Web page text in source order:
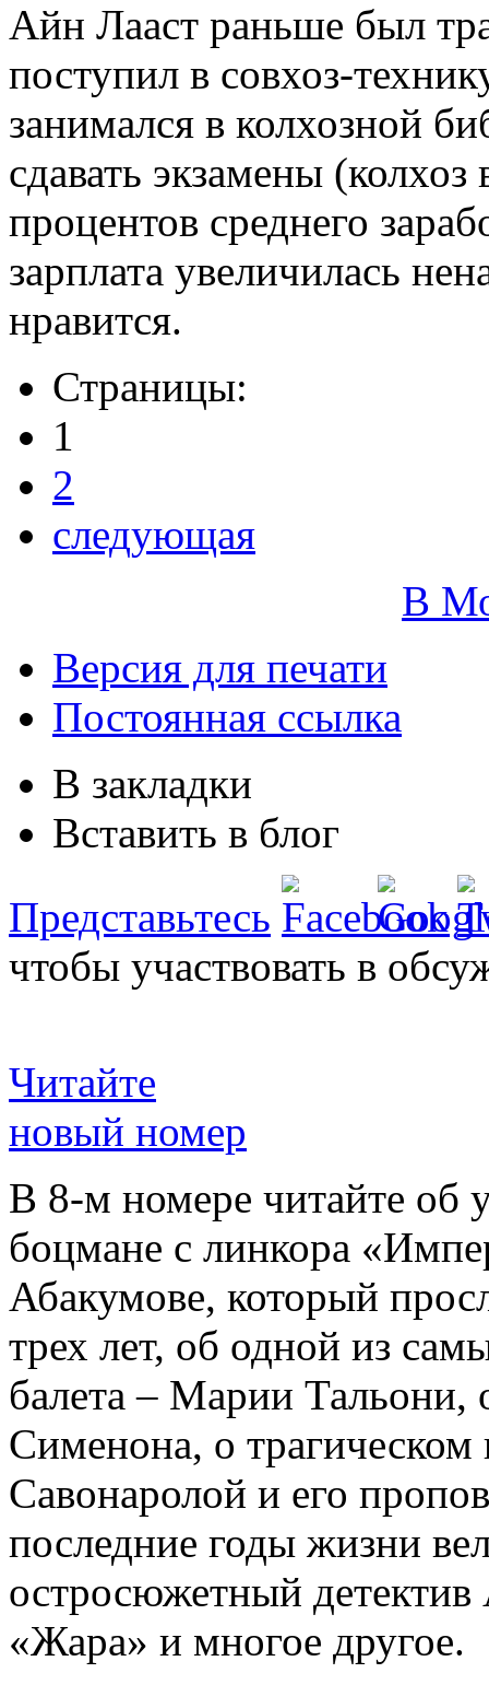
Айн Лааст раньше был
поступил в совхоз-
занимался в колхозной
сдавать экзамены
процентов среднего
зарплата увеличилась
нравится.
Страницы:
1
2
следующая
В
Версия для печати
Постоянная ссылка
В закладки
Вставить в блог
Представьтесь
чтобы участвовать в
Читайте
новый номер
В 8-м номере читайте об
боцмане с линкора
Абакумове, который
трех лет, об одной из
балета – Марии
Сименона, о трагическом
Савонаролой и его
последние годы жизни
остросюжетный детектив
«Жара» и многое другое.